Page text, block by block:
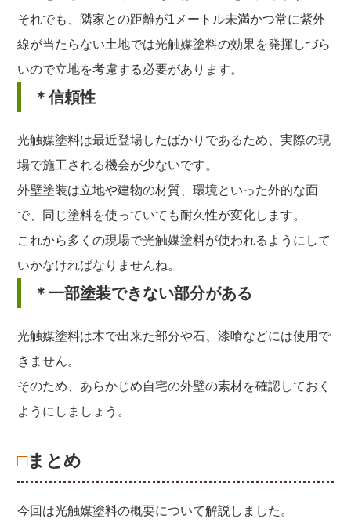
それでも、隣家との距離が1メートル未満かつ常に紫外
線が当たらない土地では光触媒塗料の効果を発揮しづら
いので立地を考慮する必要があります。
＊信頼性
光触媒塗料は最近登場したばかりであるため、実際の現
場で施工される機会が少ないです。
外壁塗装は立地や建物の材質、環境といった外的な面
で、同じ塗料を使っていても耐久性が変化します。
これから多くの現場で光触媒塗料が使われるようにして
いかなければなりませんね。
＊一部塗装できない部分がある
光触媒塗料は木で出来た部分や石、漆喰などには使用で
きません。
そのため、あらかじめ自宅の外壁の素材を確認しておく
ようにしましょう。
□まとめ
今回は光触媒塗料の概要について解説しました。